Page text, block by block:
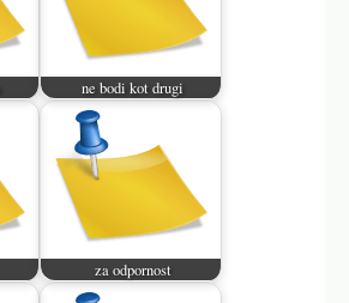
ne bodi kot drugi
za odpornost